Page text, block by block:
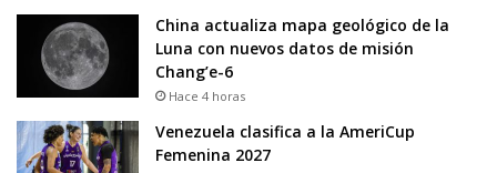
China actualiza mapa geológico de la
Luna con nuevos datos de misión
Chang’e-6
Hace 4 horas
Venezuela clasifica a la AmeriCup
Femenina 2027